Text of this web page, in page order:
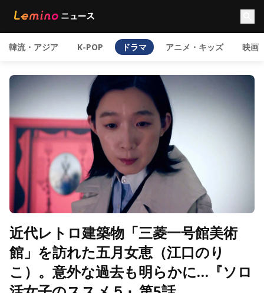
韓流・アジア K-POP ドラマ アニメ・キッズ 映画
近代レトロ建築物「三菱一号館美術
館」を訪れた五月女恵（江口のり
こ）。意外な過去も明らかに…『ソロ